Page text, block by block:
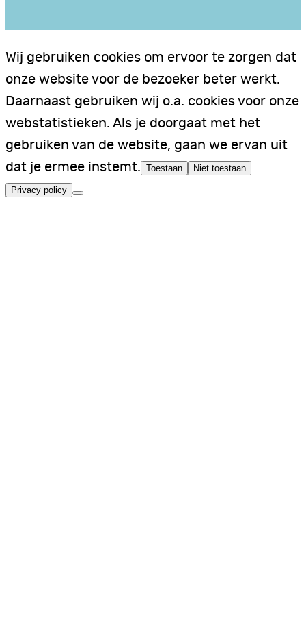
Wij gebruiken cookies om ervoor te zorgen dat
onze website voor de bezoeker beter werkt.
Daarnaast gebruiken wij o.a. cookies voor onze
webstatistieken. Als je doorgaat met het
gebruiken van de website, gaan we ervan uit
dat je ermee instemt. Toestaan Niet toestaan
Privacy policy